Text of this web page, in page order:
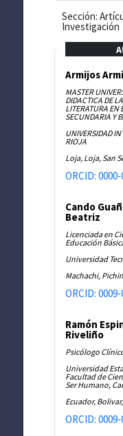
Sección:
Investigación
Armijos
MASTER
DIDACTICA DE
LITERATURA EN
SECUNDARIA Y
UNIVERSIDAD
RIOJA
Loja, Loja, San
ORCID:
Cando
Beatriz
Licenciada en
Educación
Universidad
Machachi,
ORCID:
Ramón
Riveliño
Psicólogo
Universidad
Facultad de
Ser Humano,
Ecuador,
ORCID: